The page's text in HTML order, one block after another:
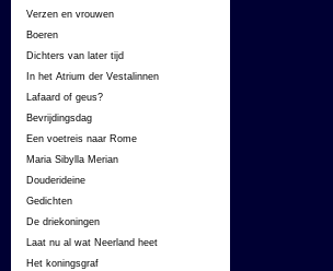
Verzen en vrouwen
Boeren
Dichters van later tijd
In het Atrium der Vestalinnen
Lafaard of geus?
Bevrijdingsdag
Een voetreis naar Rome
Maria Sibylla Merian
Douderideine
Gedichten
De driekoningen
Laat nu al wat Neerland heet
Het koningsgraf